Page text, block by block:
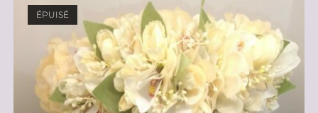
ÉPUISÉ